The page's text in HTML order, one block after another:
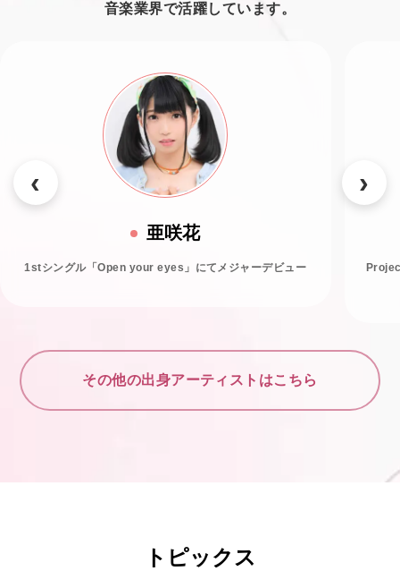
音楽業界で活躍しています。
亜咲花
1stシングル「Open your eyes」にてメジャーデビュー
その他の出身アーティストはこちら
トピックス